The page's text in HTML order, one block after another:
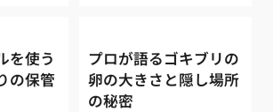
を使う
の保管
プロが語るゴキブリの
卵の大きさと隠し場所
の秘密